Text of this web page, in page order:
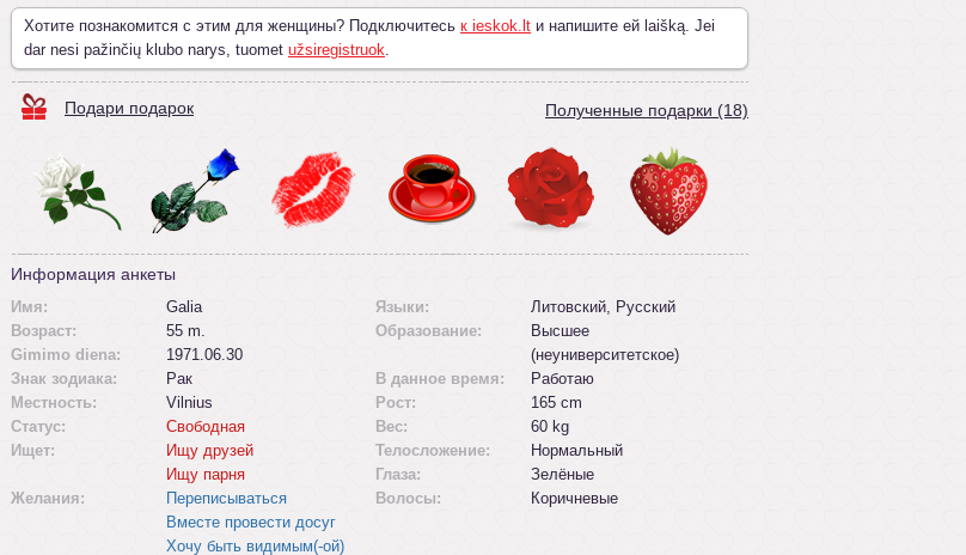
Хотите познакомится с этим для женщины? Подключитесь к ieskok.lt и напишите ей laišką. Jei
dar nesi pažinčių klubo narys, tuomet užsiregistruok.
Подари подарок Полученные подарки (18)
Информация анкеты
Имя:
Galia
Возраст:
55 m.
Gimimo diena:
1971.06.30
Знак зодиака:
Рак
Местность:
Vilnius
Статус:
Свободная
Ищет:
Ищу друзей
Ищу парня
Желания:
Переписываться
Вместе провести досуг
Хочу быть видимым(-ой)
Языки:
Литовский, Русский
Образование:
Высшее
(неуниверситетское)
В данное время:
Работаю
Рост:
165 cm
Вес:
60 kg
Телосложение:
Нормальный
Глаза:
Зелёные
Волосы:
Коричневые